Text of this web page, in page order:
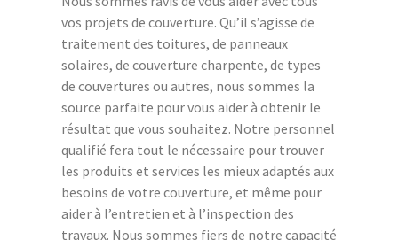
vos projets de couverture. Qu’il s’agisse de
traitement des toitures, de panneaux
solaires, de couverture charpente, de types
de couvertures ou autres, nous sommes la
source parfaite pour vous aider à obtenir le
résultat que vous souhaitez. Notre personnel
qualifié fera tout le nécessaire pour trouver
les produits et services les mieux adaptés aux
besoins de votre couverture, et même pour
aider à l’entretien et à l’inspection des
travaux. Nous sommes fiers de notre capacité